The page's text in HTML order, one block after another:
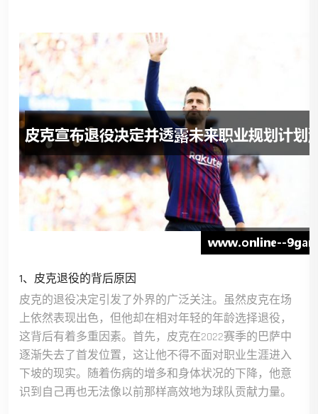
1、皮克退役的背后原因
皮克的退役决定引发了外界的广泛关注。虽然皮克在场
上依然表现出色，但他却在相对年轻的年龄选择退役，
这背后有着多重因素。首先，皮克在2022赛季的巴萨中
逐渐失去了首发位置，这让他不得不面对职业生涯进入
下坡的现实。随着伤病的增多和身体状况的下降，他意
识到自己再也无法像以前那样高效地为球队贡献力量。